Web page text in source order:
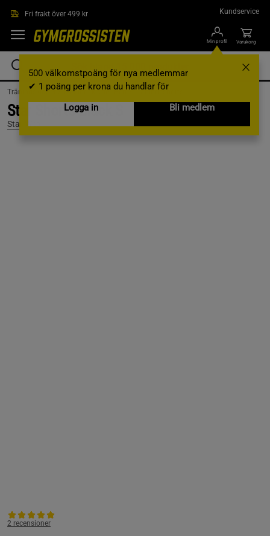
Fri frakt över 499 kr Kundservice
Min profil
500 välkomstpoäng för nya medlemmar
✔ 1 poäng per krona du handlar för
Logga in
Bli medlem
Varukorg
Träningskläder / Träningskläder Herr /Träningsshorts
Star Shorts Black S
Star Wear
2 recensioner